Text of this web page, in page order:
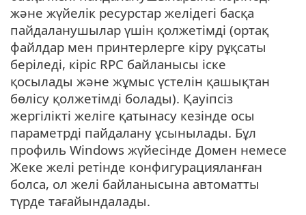
және жүйелік ресурстар желідегі басқа
пайдаланушылар үшін қолжетімді (ортақ
файлдар мен принтерлерге кіру рұқсаты
беріледі, кіріс RPC байланысы іске
қосылады және жұмыс үстелін қашықтан
бөлісу қолжетімді болады). Қауіпсіз
жергілікті желіге қатынасу кезінде осы
параметрді пайдалану ұсынылады. Бұл
профиль Windows жүйесінде Домен немесе
Жеке желі ретінде конфигурацияланған
болса, ол желі байланысына автоматты
түрде тағайындалады.